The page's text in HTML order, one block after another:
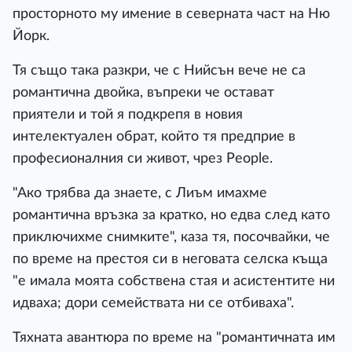
просторното му имение в северната част на Ню
Йорк.
Тя също така разкри, че с Нийсън вече не са
романтична двойка, въпреки че остават
приятели и той я подкрепя в новия
интелектуален обрат, който тя предприе в
професионалния си живот, чрез People.
"Ако трябва да знаете, с Лиъм имахме
романтична връзка за кратко, но едва след като
приключихме снимките", каза тя, посочвайки, че
по време на престоя си в неговата селска къща
"е имала моята собствена стая и асистентите ни
идваха; дори семействата ни се отбиваха".
Тяхната авантюра по време на "романтичната им